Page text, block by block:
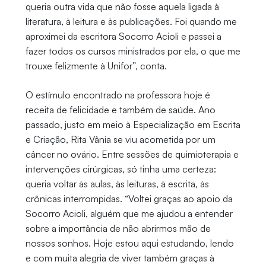
queria outra vida que não fosse aquela ligada à
literatura, à leitura e às publicações. Foi quando me
aproximei da escritora Socorro Acioli e passei a
fazer todos os cursos ministrados por ela, o que me
trouxe felizmente à Unifor”, conta.
O estímulo encontrado na professora hoje é
receita de felicidade e também de saúde. Ano
passado, justo em meio à Especialização em Escrita
e Criação, Rita Vânia se viu acometida por um
câncer no ovário. Entre sessões de quimioterapia e
intervenções cirúrgicas, só tinha uma certeza:
queria voltar às aulas, às leituras, à escrita, às
crônicas interrompidas. “Voltei graças ao apoio da
Socorro Acioli, alguém que me ajudou a entender
sobre a importância de não abrirmos mão de
nossos sonhos. Hoje estou aqui estudando, lendo
e com muita alegria de viver também graças à